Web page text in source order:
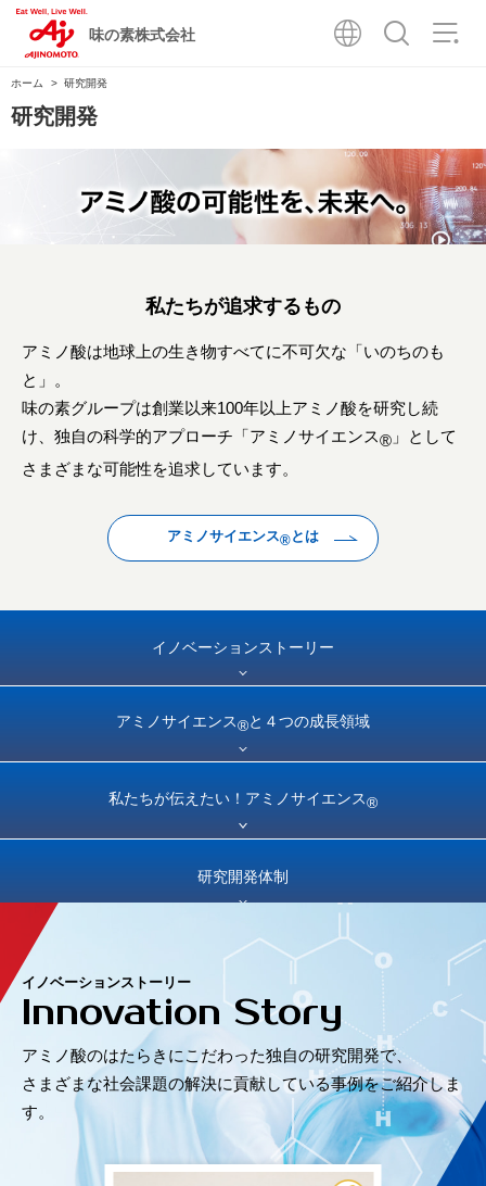
味の素株式会社
ホーム 研究開発
研究開発
私たちが追求するもの
アミノ酸は地球上の生き物すべてに不可欠な「いのちのも
と」。
味の素グループは創業以来100年以上アミノ酸を研究し続
け、 独自の科学的アプローチ「アミノサイエンス® 」として
さまざまな可能性を追求しています。
アミノサイエンス®とは
イノベーションストーリー
アミノサイエンス®と ４つの成長領域
私たちが伝えたい！ アミノサイエンス®
研究開発体制
新規事業開発プロジェクト
イノベーションストーリー
Innovation Story
アミノ酸のはたらきにこだわった独自の研究開発で、
さまざまな社会課題の解決に貢献している事例をご紹介しま
す。